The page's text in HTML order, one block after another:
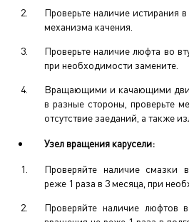
Проверьте наличие истирания
механизма качения.
Проверьте наличие люфта во
при необходимости замените.
Вращающими и качающими
в разные стороны, проверьте
отсутствие заеданий, а также
Узел вращения карусели:
Проверяйте наличие смазки
реже 1 раза в 3 месяца, при
Проверяйте наличие люфтов